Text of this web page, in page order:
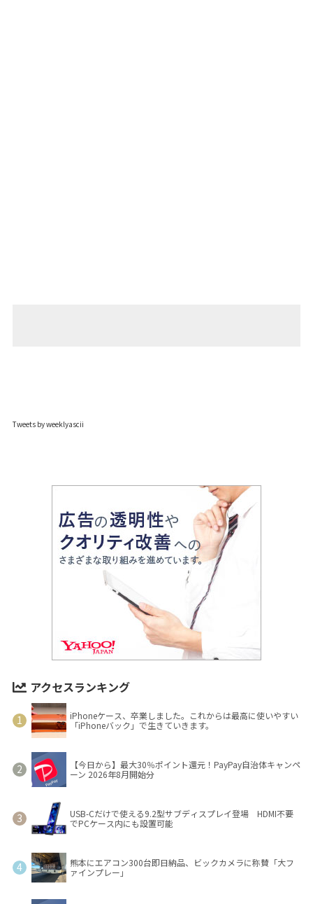
Tweets by weeklyascii
アクセスランキング
iPhoneケース、卒業しました。これからは最高に使いやすい
「iPhoneバック」で生きていきます。
【今日から】最大30％ポイント還元！PayPay自治体キャンペ
ーン 2026年8月開始分
USB-Cだけで使える9.2型サブディスプレイ登場 HDMI不要
でPCケース内にも設置可能
熊本にエアコン300台即日納品、ビックカメラに称賛「大フ
ァインプレー」